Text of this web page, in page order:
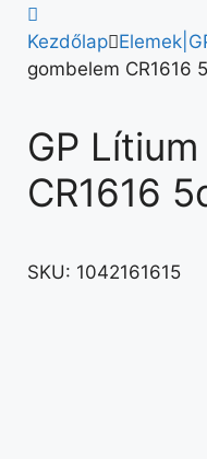
Kezdőlap
gombelem CR1616
GP
CR1616
SKU: 1042161615